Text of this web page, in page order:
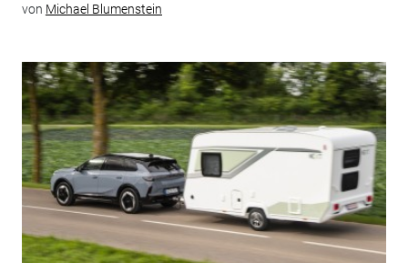
von Michael Blumenstein